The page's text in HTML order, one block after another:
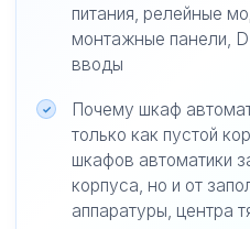
питания, релейные
монтажные панели,
вводы
Почему шкаф
только как пустой
шкафов автоматики
корпуса, но и от
аппаратуры, центра